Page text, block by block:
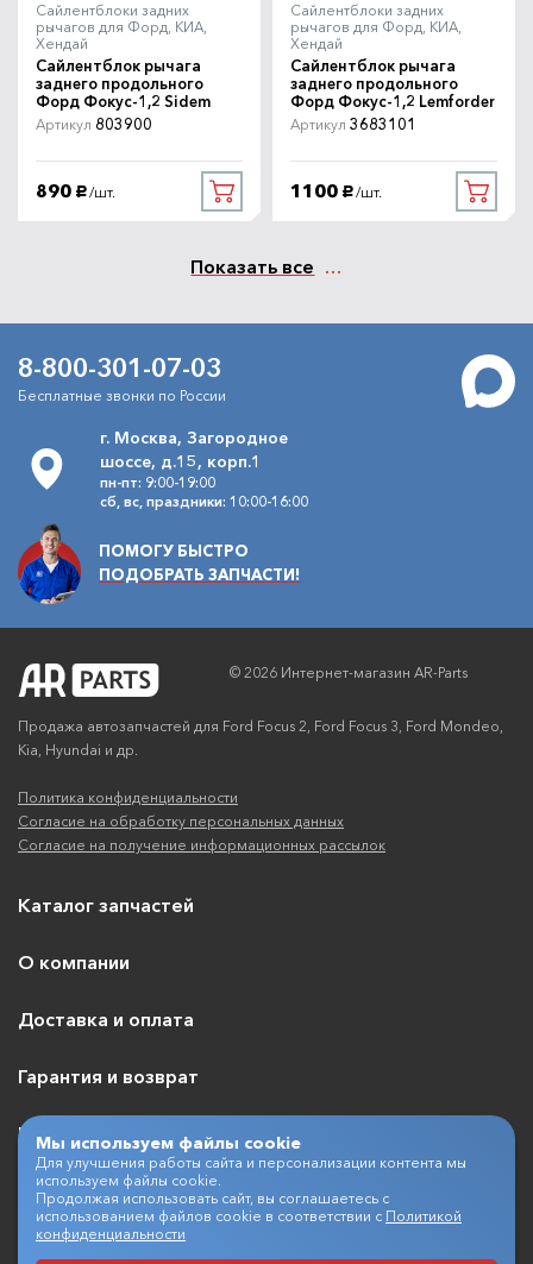
Сайлентблоки задних
рычагов для Форд, КИА,
Хендай
Сайлентблок рычага
заднего продольного
Форд Фокус-1,2 Sidem
Артикул 803900
890 руб. /шт.
Сайлентблоки задних
рычагов для Форд, КИА,
Хендай
Сайлентблок рычага
заднего продольного
Форд Фокус-1,2 Lemforder
Артикул 3683101
1100 руб. /шт.
Показать все
8-800-301-07-03
Бесплатные звонки по России
г. Москва, Загородное
шоссе, д.15, корп.1
пн-пт: 9:00-19:00
сб, вс, праздники: 10:00-16:00
ПОМОГУ БЫСТРО
ПОДОБРАТЬ ЗАПЧАСТИ!
© 2026 Интернет-магазин AR-Parts
Продажа автозапчастей для Ford Focus 2, Ford Focus 3, Ford Mondeo,
Kia, Hyundai и др.
Политика конфиденциальности
Согласие на обработку персональных данных
Согласие на получение информационных рассылок
Каталог запчастей
О компании
Доставка и оплата
Гарантия и возврат
Контакты
+7 (495) 409-07-03
Мы используем файлы cookie
Для улучшения работы сайта и персонализации контента мы
используем файлы cookie.
Продолжая использовать сайт, вы соглашаетесь с
использованием файлов cookie в соответствии с Политикой
конфиденциальности